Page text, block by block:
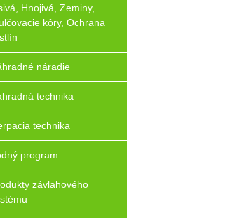
Hnojivá, Zeminy,
kôry, Ochrana
náradie
technika
technika
program
závlahového